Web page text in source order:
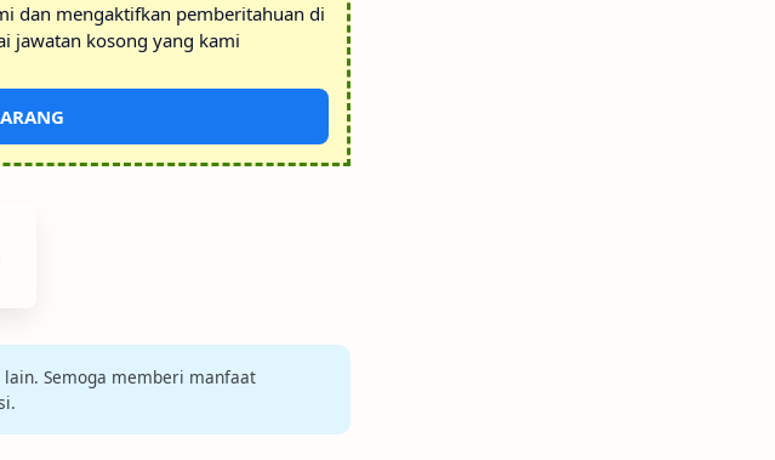
dan mengaktifkan pemberitahuan di
jawatan kosong yang kami
Semoga memberi manfaat